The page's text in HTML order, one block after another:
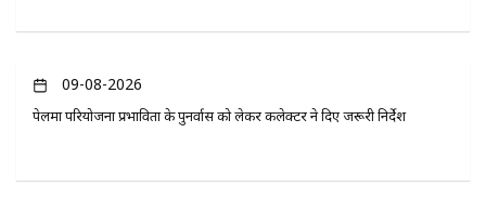
09-08-2026
पेलमा परियोजना प्रभावितों के पुनर्वास को लेकर कलेक्टर ने दिए जरूरी निर्देश